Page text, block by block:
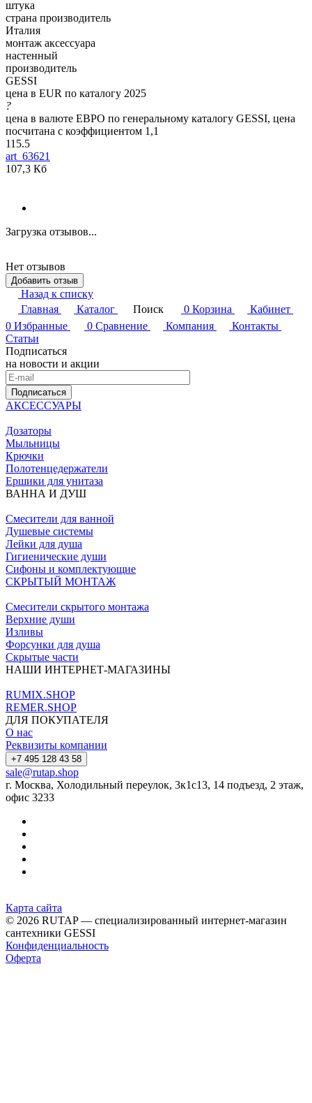
штука
страна производитель
Италия
монтаж аксессуара
настенный
производитель
GESSI
цена в EUR по каталогу 2025
?
цена в валюте ЕВРО по генеральному каталогу GESSI, цена
посчитана с коэффициентом 1,1
115.5
art_63621
107,3 Кб
Загрузка отзывов...
Нет отзывов
Добавить отзыв
Назад к списку
Главная
Каталог Поиск 0 Корзина
Кабинет
0 Избранные 0 Сравнение Компания
Контакты
Статьи
Подписаться
на новости и акции
Подписаться
АКСЕССУАРЫ
Дозаторы
Мыльницы
Крючки
Полотенцедержатели
Ершики для унитаза
ВАННА И ДУШ
Смесители для ванной
Душевые системы
Лейки для душа
Гигиенические души
Сифоны и комплектующие
СКРЫТЫЙ МОНТАЖ
Смесители скрытого монтажа
Верхние души
Изливы
Форсунки для душа
Скрытые части
НАШИ ИНТЕРНЕТ-МАГАЗИНЫ
RUMIX.SHOP
REMER.SHOP
ДЛЯ ПОКУПАТЕЛЯ
О нас
Реквизиты компании
+7 495 128 43 58
sale@rutap.shop
г. Москва, Холодильный переулок, 3к1с13, 14 подъезд, 2 этаж,
офис 3233
Карта сайта
© 2026 RUTAP — специализированный интернет-магазин
сантехники GESSI
Конфиденциальность
Оферта